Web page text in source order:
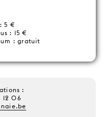
5 €
: 15 €
: gratuit
:
12 06